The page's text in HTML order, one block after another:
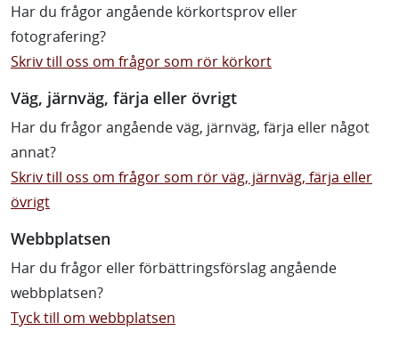
Har du frågor angående körkortsprov eller
fotografering?
Skriv till oss om frågor som rör körkort
Väg, järnväg, färja eller övrigt
Har du frågor angående väg, järnväg, färja eller något
annat?
Skriv till oss om frågor som rör väg, järnväg, färja eller
övrigt
Webbplatsen
Har du frågor eller förbättringsförslag angående
webbplatsen?
Tyck till om webbplatsen